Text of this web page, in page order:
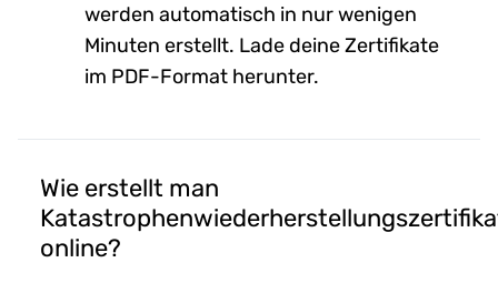
werden automatisch in nur wenigen
Minuten erstellt. Lade deine Zertifikate
im PDF-Format herunter.
Wie erstellt man
online?